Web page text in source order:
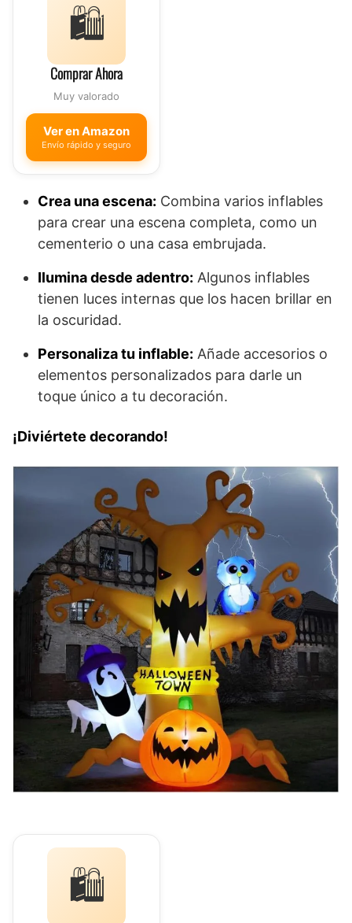
🛍️
Comprar Ahora
Muy valorado
Ver en Amazon
Envío rápido y seguro
Crea una escena: Combina varios inflables
para crear una escena completa, como un
cementerio o una casa embrujada.
Ilumina desde adentro: Algunos inflables
tienen luces internas que los hacen brillar en
la oscuridad.
Personaliza tu inflable: Añade accesorios o
elementos personalizados para darle un
toque único a tu decoración.
¡Diviértete decorando!
🛍️